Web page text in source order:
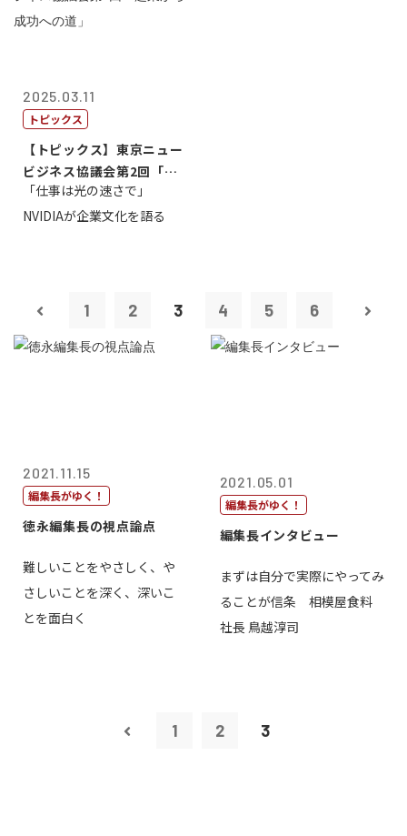
2025.03.11
トピックス
【トピックス】東京ニュー
ビジネス協議会第2回「起
業から成功へ...
「仕事は光の速さで」
NVIDIAが企業文化を語る
1 2 3 4 5 6
2021.11.15
編集長がゆく！
徳永編集長の視点論点
難しいことをやさしく、や
さしいことを深く、深いこ
とを面白く
2021.05.01
編集長がゆく！
編集長インタビュー
まずは自分で実際にやってみ
ることが信条 相模屋食料
社長 鳥越淳司
1 2 3